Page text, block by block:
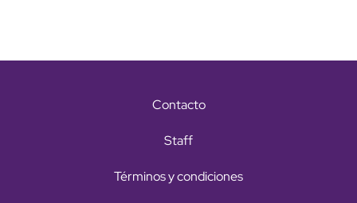
Contacto
Staff
Términos y condiciones